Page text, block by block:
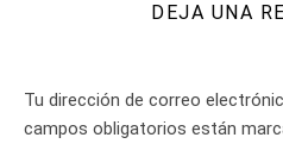
DEJA UNA
Tu dirección de correo
campos obligatorios están